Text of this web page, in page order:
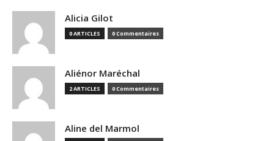
Alicia Gilot
0 ARTICLES 0 Commentaires
Aliénor Maréchal
2 ARTICLES 0 Commentaires
Aline del Marmol